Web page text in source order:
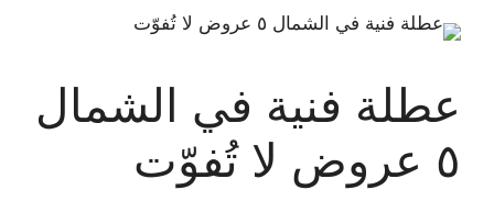
عطلة فنية في الشمال
٥ عروض لا تُفوّت